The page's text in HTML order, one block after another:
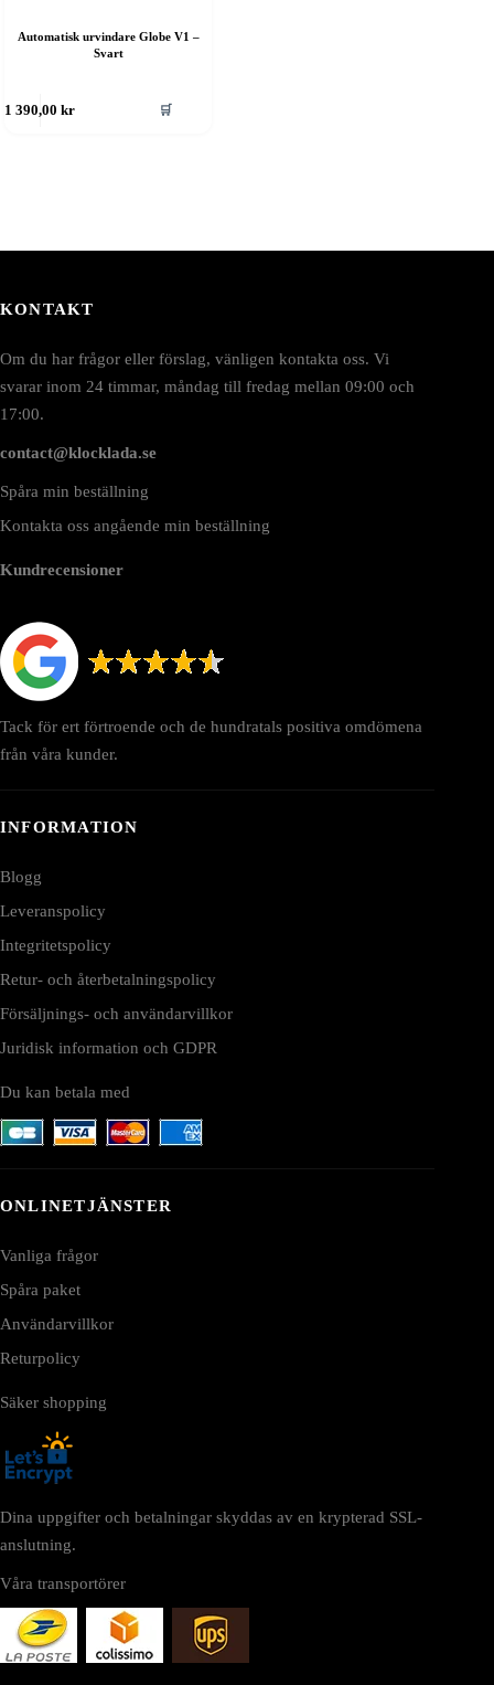
Automatisk urvindare Globe V1 –
Svart
1 390,00kr 🛒
KONTAKT
Om du har frågor eller förslag, vänligen kontakta oss. Vi
svarar inom 24 timmar, måndag till fredag mellan 09:00 och
17:00.
contact@klocklada.se
Spåra min beställning
Kontakta oss angående min beställning
Kundrecensioner
Tack för ert förtroende och de hundratals positiva omdömena
från våra kunder.
INFORMATION
Blogg
Leveranspolicy
Integritetspolicy
Retur- och återbetalningspolicy
Försäljnings- och användarvillkor
Juridisk information och GDPR
Du kan betala med
ONLINETJÄNSTER
Vanliga frågor
Spåra paket
Användarvillkor
Returpolicy
Säker shopping
Dina uppgifter och betalningar skyddas av en krypterad SSL-
anslutning.
Våra transportörer